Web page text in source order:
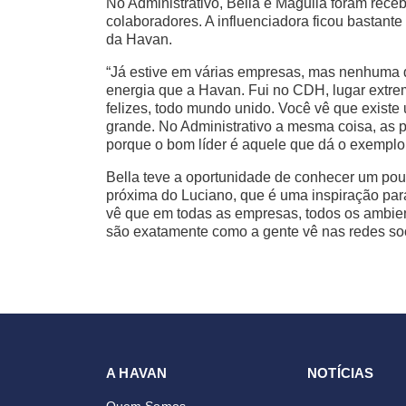
No Administrativo, Bella e Maguila foram
colaboradores. A influenciadora ficou
da Havan.
“Já estive em várias empresas, mas
energia que a Havan. Fui no CDH, lugar
felizes, todo mundo unido. Você vê que
grande. No Administrativo a mesma coisa, as
porque o bom líder é aquele que dá o
Bella teve a oportunidade de conhecer um
próxima do Luciano, que é uma inspiração
vê que em todas as empresas, todos os
são exatamente como a gente vê nas redes
A HAVAN NOTÍCIAS